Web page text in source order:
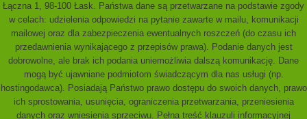
Łączna 1, 98-100 Łask. Państwa dane są przetwarzane na podstawie zgody
w celach: udzielenia odpowiedzi na pytanie zawarte w mailu, komunikacji
mailowej oraz dla zabezpieczenia ewentualnych roszczeń (do czasu ich
przedawnienia wynikającego z przepisów prawa). Podanie danych jest
dobrowolne, ale brak ich podania uniemożliwia dalszą komunikację. Dane
mogą być ujawniane podmiotom świadczącym dla nas usługi (np.
hostingodawca). Posiadają Państwo prawo dostępu do swoich danych, prawo
ich sprostowania, usunięcia, ograniczenia przetwarzania, przeniesienia
danych oraz wniesienia sprzeciwu. Pełna treść klauzuli informacyjnej